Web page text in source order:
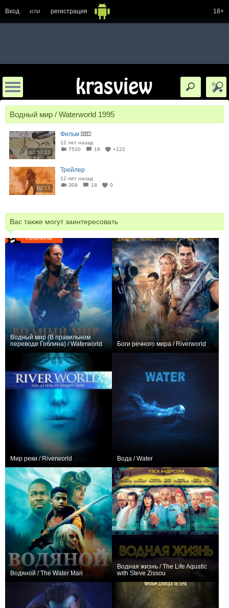
Вход или регистрация 18+
Водный мир / Waterworld 1995
02:57:13
Фильм
12 лет назад
7520
18 +122
02:16
Трейлер
12 лет назад
309
18 0
Вас также могут заинтересовать
Водный мир (В правильном
переводе Гоблина) / Waterworld
Боги речного мира / Riverworld
Мир реки / Riverworld Вода / Water
Водяной / The Water Man
Водная жизнь / The Life Aquatic
with Steve Zissou